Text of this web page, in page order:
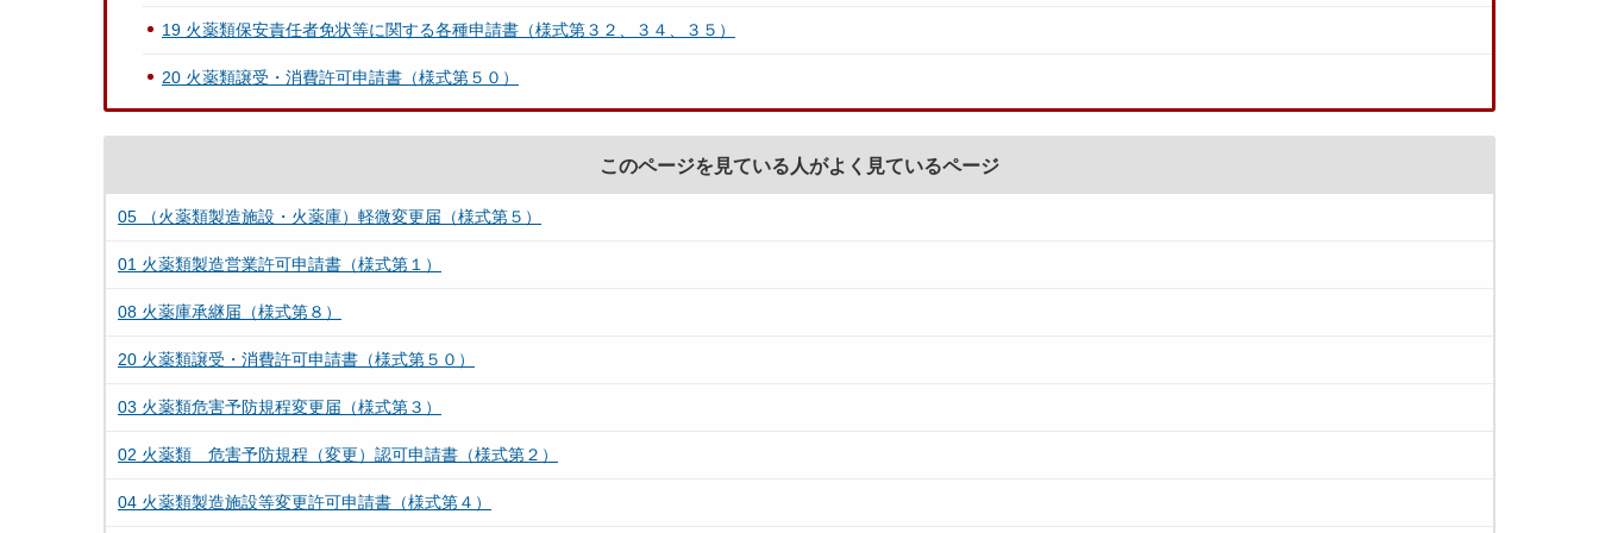
19 火薬類保安責任者免状等に関する各種申請書（様式第３２、３４、３５）
20 火薬類譲受・消費許可申請書（様式第５０）
このページを見ている人がよく見ているページ
05 （火薬類製造施設・火薬庫）軽微変更届（様式第５）
01 火薬類製造営業許可申請書（様式第１）
08 火薬庫承継届（様式第８）
20 火薬類譲受・消費許可申請書（様式第５０）
03 火薬類危害予防規程変更届（様式第３）
02 火薬類 危害予防規程（変更）認可申請書（様式第２）
04 火薬類製造施設等変更許可申請書（様式第４）